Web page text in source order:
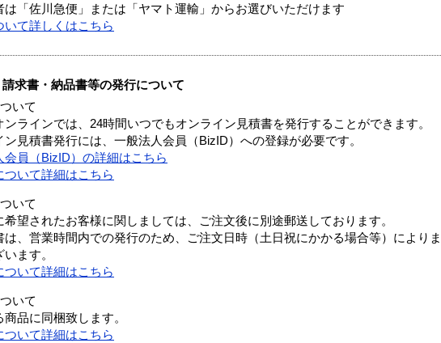
「佐川急便」または「ヤマト運輸」からお選びいただけます
いて詳しくはこちら
請求書・納品書等の発行について
いて
ンラインでは、24時間いつでもオンライン見積書を発行することができます。
見積書発行には、一般法人会員（BizID）への登録が必要です。
会員（BizID）の詳細はこちら
ついて詳細はこちら
いて
希望されたお客様に関しましては、ご注文後に別途郵送しております。
は、営業時間内での発行のため、ご注文日時（土日祝にかかる場合等）により
ます。
ついて詳細はこちら
いて
商品に同梱致します。
ついて詳細はこちら